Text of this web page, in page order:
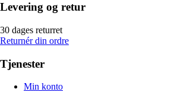
Levering og retur
30 dages returret
Returnér din ordre
Tjenester
Min konto